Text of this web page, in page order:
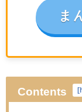
ま
Contents [